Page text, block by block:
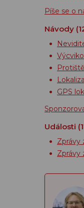
Píše se o
Návody
GPS
Události
Zprávy
Zprávy